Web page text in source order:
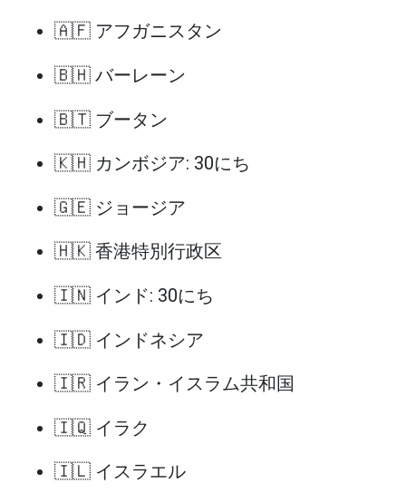
🇦🇫 アフガニスタン
🇧🇭 バーレーン
🇧🇹 ブータン
🇰🇭 カンボジア: 30にち
🇬🇪 ジョージア
🇭🇰 香港特別行政区
🇮🇳 インド: 30にち
🇮🇩 インドネシア
🇮🇷 イラン・イスラム共和国
🇮🇶 イラク
🇮🇱 イスラエル